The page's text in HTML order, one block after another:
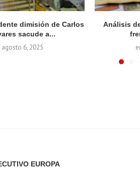
dimisión de Carlos
sacude a...
agosto 6, 2025
Análisis
EUROPA